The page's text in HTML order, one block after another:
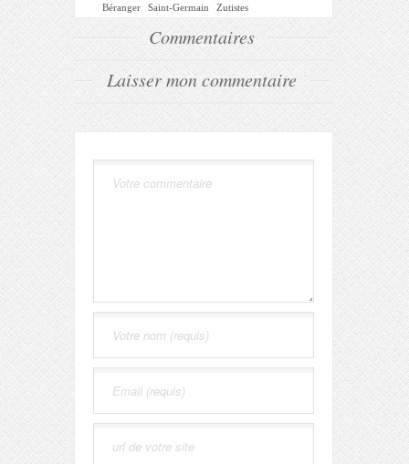
Béranger
Saint-Germain Zutistes
Commentaires
Laisser mon commentaire